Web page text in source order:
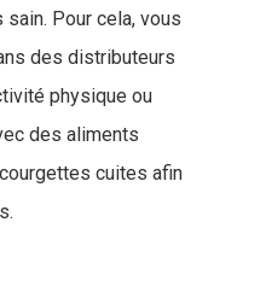
Pour cela, vous
des distributeurs
physique ou
des aliments
cuites afin